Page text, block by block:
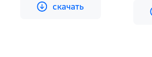
cкачать